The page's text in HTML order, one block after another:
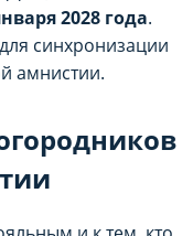
2028 года.
синхронизации
амнистии.